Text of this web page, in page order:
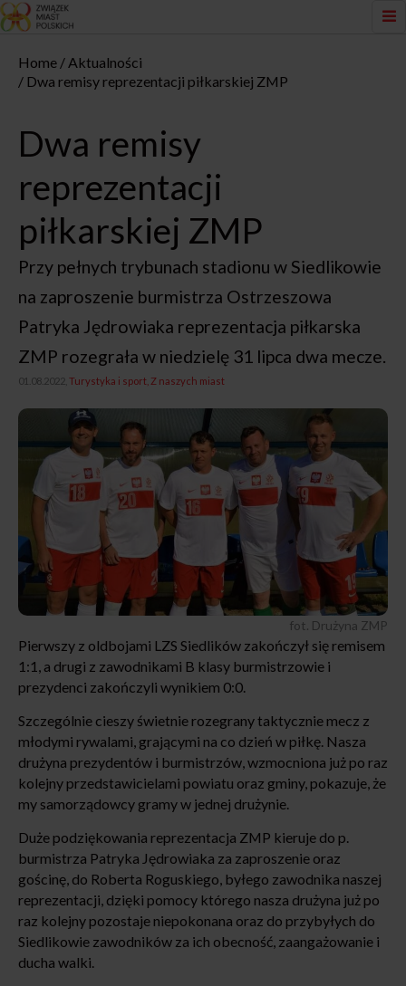
Home
Aktualności
Dwa remisy reprezentacji piłkarskiej ZMP
Dwa remisy
reprezentacji
piłkarskiej ZMP
Przy pełnych trybunach stadionu w Siedlikowie
na zaproszenie burmistrza Ostrzeszowa
Patryka Jędrowiaka reprezentacja piłkarska
ZMP rozegrała w niedzielę 31 lipca dwa mecze.
01.08.2022, Turystyka i sport Z naszych miast
fot. Drużyna ZMP
Pierwszy z oldbojami LZS Siedlików zakończył się remisem
1:1, a drugi z zawodnikami B klasy burmistrzowie i
prezydenci zakończyli wynikiem 0:0.
Szczególnie cieszy świetnie rozegrany taktycznie mecz z
młodymi rywalami, grającymi na co dzień w piłkę. Nasza
drużyna prezydentów i burmistrzów, wzmocniona już po raz
kolejny przedstawicielami powiatu oraz gminy, pokazuje, że
my samorządowcy gramy w jednej drużynie.
Duże podziękowania reprezentacja ZMP kieruje do p.
burmistrza Patryka Jędrowiaka za zaproszenie oraz
gościnę, do Roberta Roguskiego, byłego zawodnika naszej
reprezentacji, dzięki pomocy którego nasza drużyna już po
raz kolejny pozostaje niepokonana oraz do przybyłych do
Siedlikowie zawodników za ich obecność, zaangażowanie i
ducha walki.